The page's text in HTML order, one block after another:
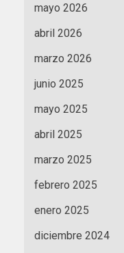
mayo 2026
abril 2026
marzo 2026
junio 2025
mayo 2025
abril 2025
marzo 2025
febrero 2025
enero 2025
diciembre 2024